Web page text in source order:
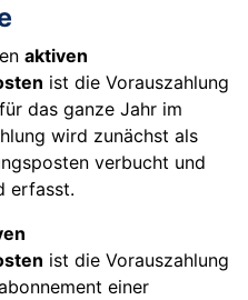
aktiven
ist die Vorauszahlung
das ganze Jahr im
wird zunächst als
verbucht und
erfasst.
ist die Vorauszahlung
einer